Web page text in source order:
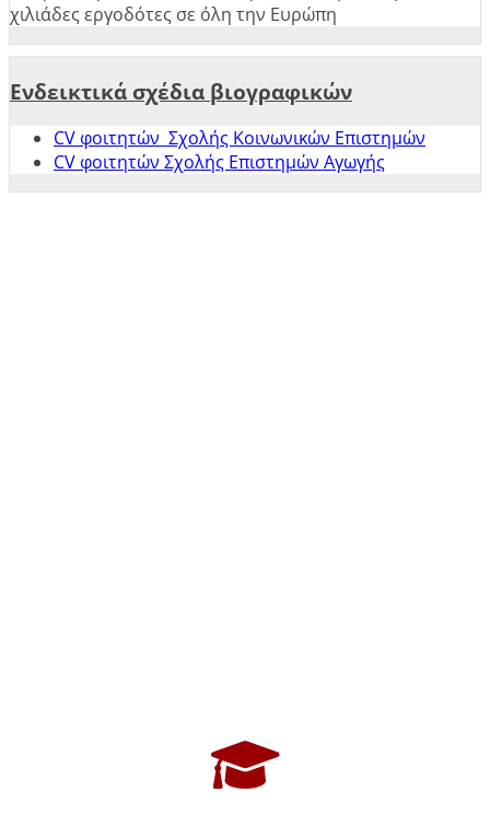
χιλιάδες εργοδότες σε όλη την Ευρώπη
Ενδεικτικά σχέδια βιογραφικών
CV φοιτητών Σχολής Κοινωνικών Επιστημών
CV φοιτητών Σχολής Επιστημών Αγωγής